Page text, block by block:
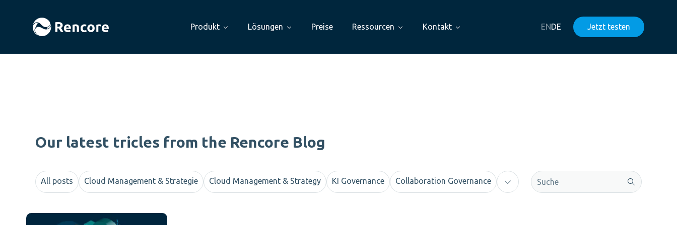
Produkt Lösungen Preise Ressourcen Kontakt ENDE Jetzt testen
Our latest tricles from the Rencore Blog
All posts Cloud Management & Strategie Cloud Management & Strategy KI Governance Collaboration Governance Dies ist ein Suchfeld mit einer